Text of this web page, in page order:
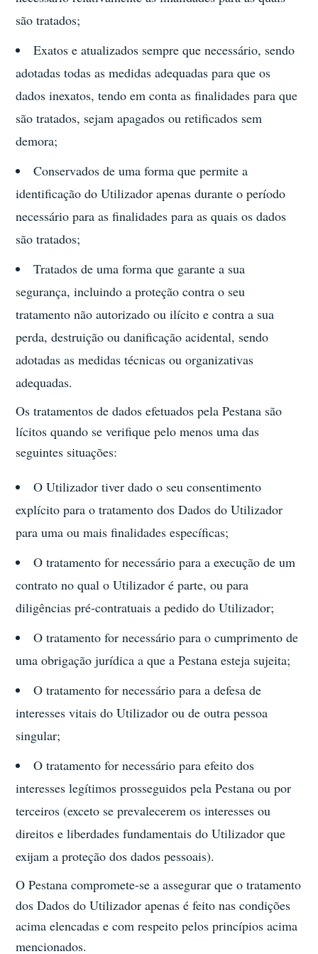
são tratados;
Exatos e atualizados sempre que necessário, sendo
adotadas todas as medidas adequadas para que os
dados inexatos, tendo em conta as finalidades para que
são tratados, sejam apagados ou retificados sem
demora;
Conservados de uma forma que permite a
identificação do Utilizador apenas durante o período
necessário para as finalidades para as quais os dados
são tratados;
Tratados de uma forma que garante a sua
segurança, incluindo a proteção contra o seu
tratamento não autorizado ou ilícito e contra a sua
perda, destruição ou danificação acidental, sendo
adotadas as medidas técnicas ou organizativas
adequadas.
Os tratamentos de dados efetuados pela Pestana são
lícitos quando se verifique pelo menos uma das
seguintes situações:
O Utilizador tiver dado o seu consentimento
explícito para o tratamento dos Dados do Utilizador
para uma ou mais finalidades específicas;
O tratamento for necessário para a execução de um
contrato no qual o Utilizador é parte, ou para
diligências pré-contratuais a pedido do Utilizador;
O tratamento for necessário para o cumprimento de
uma obrigação jurídica a que a Pestana esteja sujeita;
O tratamento for necessário para a defesa de
interesses vitais do Utilizador ou de outra pessoa
singular;
O tratamento for necessário para efeito dos
interesses legítimos prosseguidos pela Pestana ou por
terceiros (exceto se prevalecerem os interesses ou
direitos e liberdades fundamentais do Utilizador que
exijam a proteção dos dados pessoais).
O Pestana compromete-se a assegurar que o tratamento
dos Dados do Utilizador apenas é feito nas condições
acima elencadas e com respeito pelos princípios acima
mencionados.